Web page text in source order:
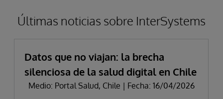
Últimas noticias sobre InterSystems
Datos que no viajan: la brecha
silenciosa de la salud digital en Chile
Medio: Portal Salud, Chile | Fecha: 16/04/2026